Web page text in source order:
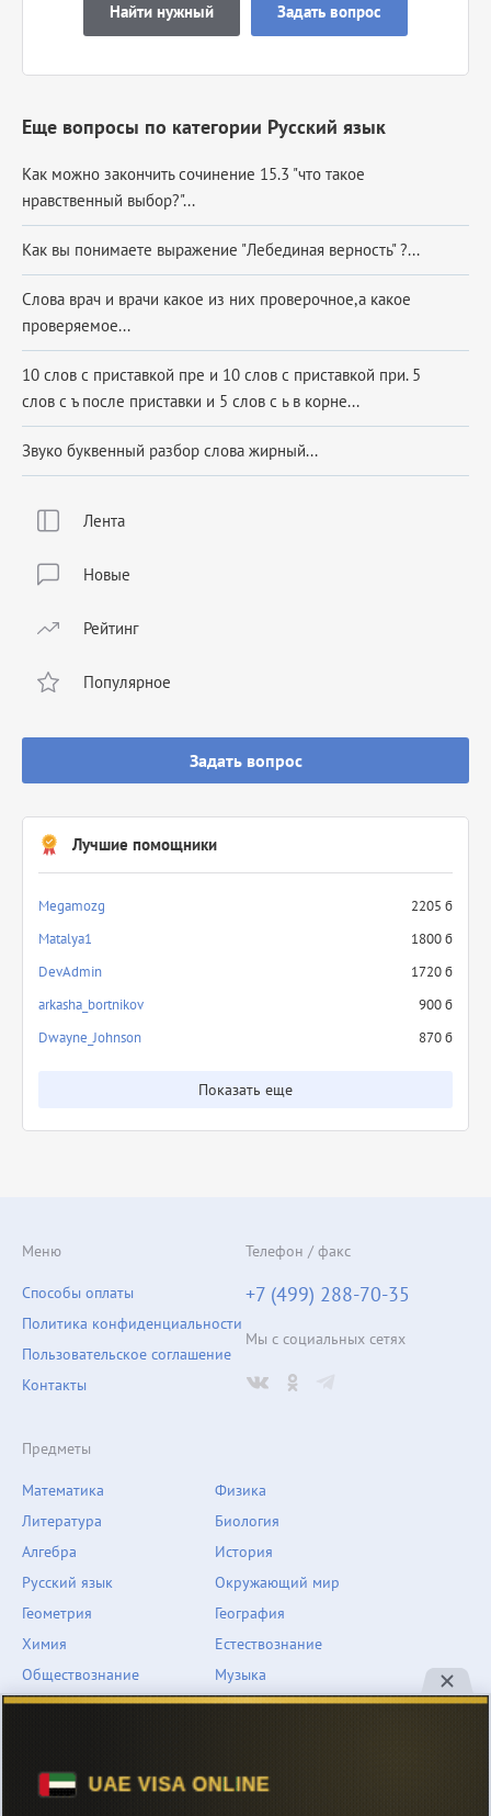
Лента
Новые
Рейтинг
Популярное
Задать вопрос
Лучшие помощники
Megamozg
2205 б
Matalya1
1800 б
DevAdmin
1720 б
arkasha_bortnikov
900 б
Dwayne_Johnson
870 б
Показать еще
Найти нужный Задать вопрос
Еще вопросы по категории Русский язык
Как можно закончить сочинение 15.3 "что такое
нравственный выбор?"...
Как вы понимаете выражение "Лебединая верность" ?...
Слова врач и врачи какое из них проверочное,а какое
проверяемое...
10 слов с приставкой пре и 10 слов с приставкой при. 5
слов с ъ после приставки и 5 слов с ь в корне...
Звуко буквенный разбор слова жирный...
Предметы
Математика
Литература
Алгебра
Русский язык
Геометрия
Химия
Физика
Биология
История
Окружающий мир
География
Естествознание
Обществознание
Английский язык
Информатика
Музыка
ОБЖ
Меню
Способы оплаты
Политика конфиденциальности
Пользовательское соглашение
Контакты
Телефон / факс
+7 (499) 288-70-35
Мы с социальных сетях